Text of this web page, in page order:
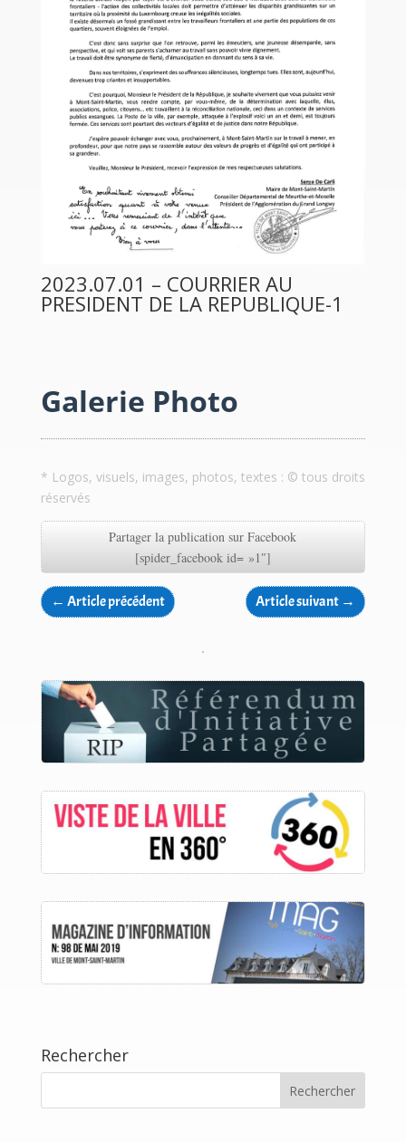
2023.07.01 – COURRIER AU
PRESIDENT DE LA REPUBLIQUE-1
Galerie Photo
* Logos, visuels, images, photos, textes : © tous droits
réservés
Partager la publication sur Facebook
[spider_facebook id= »1″]
← Article précédent Article suivant →
Rechercher